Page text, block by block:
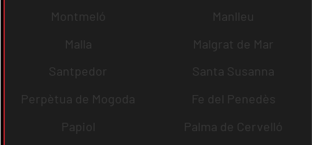
Montmeló
Manlleu
Malla
Malgrat de Mar
Santpedor
Santa Susanna
Perpètua de Mogoda
Fe del Penedès
Papiol
Palma de Cervelló